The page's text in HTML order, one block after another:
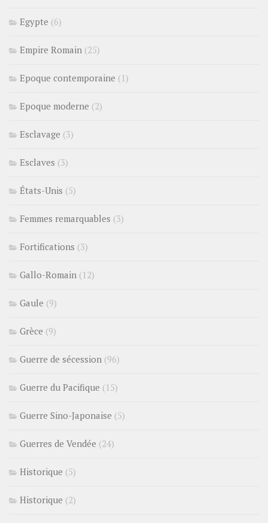
Egypte (6)
Empire Romain (25)
Epoque contemporaine (1)
Epoque moderne (2)
Esclavage (3)
Esclaves (3)
États-Unis (5)
Femmes remarquables (3)
Fortifications (3)
Gallo-Romain (12)
Gaule (9)
Grèce (9)
Guerre de sécession (96)
Guerre du Pacifique (15)
Guerre Sino-Japonaise (5)
Guerres de Vendée (24)
Historique (5)
Historique (2)